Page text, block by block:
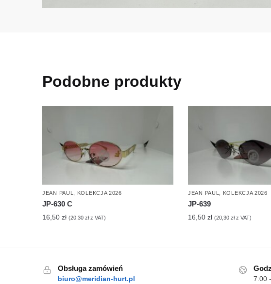
Podobne produkty
JEAN PAUL, KOLEKCJA 2026
JP-630 C
16,50zł (20,30złz VAT)
JEAN PAUL, KOLEKCJA 2026
JP-639
16,50 zł (20,30 złz VAT)
Obsługa zamówień
biuro@meridian-hurt.pl 7:00